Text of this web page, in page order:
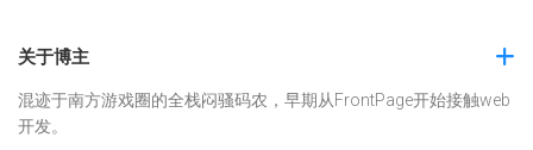
关于博主
混迹于南方游戏圈的全栈闷骚码农，早期从FrontPage开始接触web
开发。